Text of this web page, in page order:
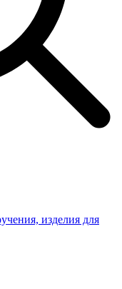
изделия для